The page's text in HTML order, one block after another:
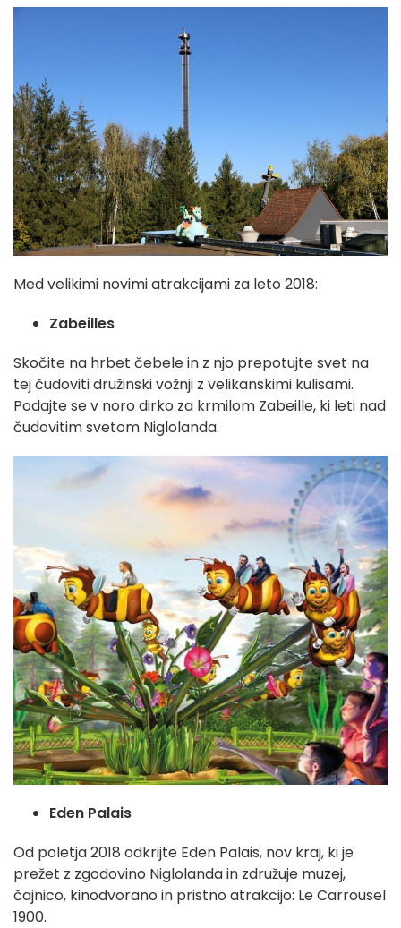
Med velikimi novimi atrakcijami za leto 2018:
Zabeilles
Skočite na hrbet čebele in z njo prepotujte svet na
tej čudoviti družinski vožnji z velikanskimi kulisami.
Podajte se v noro dirko za krmilom Zabeille, ki leti nad
čudovitim svetom Niglolanda.
Eden Palais
Od poletja 2018 odkrijte Eden Palais, nov kraj, ki je
prežet z zgodovino Niglolanda in združuje muzej,
čajnico, kinodvorano in pristno atrakcijo: Le Carrousel
1900.